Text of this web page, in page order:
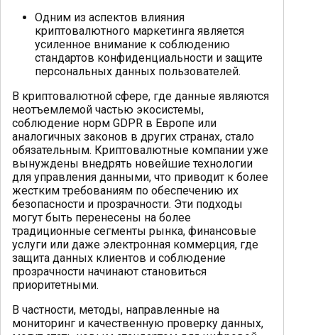
Одним из аспектов влияния
криптовалютного маркетинга является
усиленное внимание к соблюдению
стандартов конфиденциальности и защите
персональных данных пользователей.
В криптовалютной сфере, где данные являются
неотъемлемой частью экосистемы,
соблюдение норм GDPR в Европе или
аналогичных законов в других странах, стало
обязательным. Криптовалютные компании уже
вынуждены внедрять новейшие технологии
для управления данными, что приводит к более
жестким требованиям по обеспечению их
безопасности и прозрачности. Эти подходы
могут быть перенесены на более
традиционные сегменты рынка, финансовые
услуги или даже электронная коммерция, где
защита данных клиентов и соблюдение
прозрачности начинают становиться
приоритетными.
В частности, методы, направленные на
мониторинг и качественную проверку данных,